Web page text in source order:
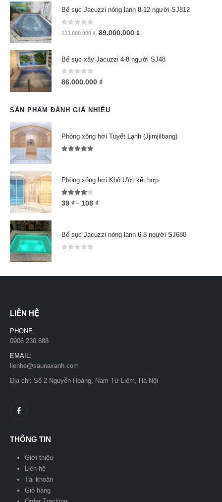
Bể sục Jacuzzi nóng lạnh 8-12 người SJ812
out of 5
123.000.000₫ 89.000.000 ₫
Bể sục xây Jacuzzi 4-8 người SJ48
0out of 5
86.000.000 ₫
SẢN PHẨM ĐÁNH GIÁ NHIỀU
Phòng xông hơi Tuyết Lạnh (Jjimjilbang)
Phòng xông hơi Khô Ướt kết hợp
4.00 out of 5
39 ₫ – 108 ₫
Bể sục Jacuzzi nóng lạnh 6-8 người SJ680
LIÊN HỆ
PHONE:
0906 230 888
EMAIL:
lienhe@saunaxanh.com
Địa chỉ: Số 2 Nguyễn Hoàng, Nam Từ Liêm, Hà Nội
THÔNG TIN
Giới thiệu
Liên hệ
Tài khoản
Giỏ hàng